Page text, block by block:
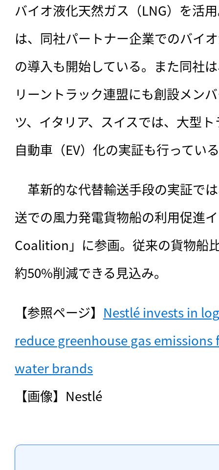
バイオ液化天然ガス（LNG）を活
は、同社パートナー企業でのバイ
の導入も開始している。また同社
リーントラック連盟にも創設メン
ツ、イタリア、スイスでは、大型
自動車（EV）化の実証も行ってい
革新的な代替輸送手段の実証で
送での風力発電貨物船の利用促進
Coalition」に参画。従来の貨物船
約50%削減できる見込み。
【参照ページ】 Nestlé invests in
reduce greenhouse gas
water brands
【画像】Nestlé